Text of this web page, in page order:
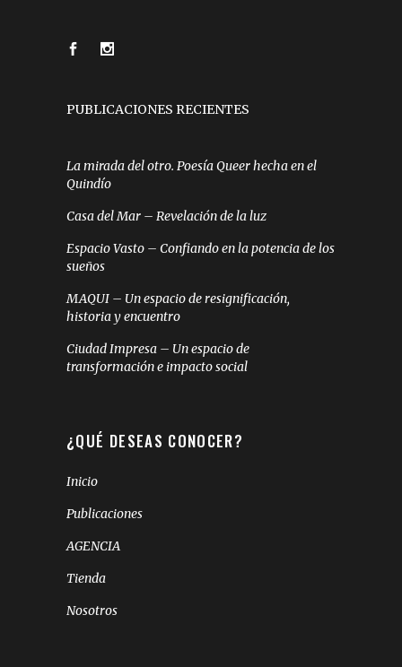
PUBLICACIONES RECIENTES
La mirada del otro. Poesía Queer hecha en el
Quindío
Casa del Mar – Revelación de la luz
Espacio Vasto – Confiando en la potencia de los
sueños
MAQUI – Un espacio de resignificación,
historia y encuentro
Ciudad Impresa – Un espacio de
transformación e impacto social
¿QUÉ DESEAS CONOCER?
Inicio
Publicaciones
AGENCIA
Tienda
Nosotros